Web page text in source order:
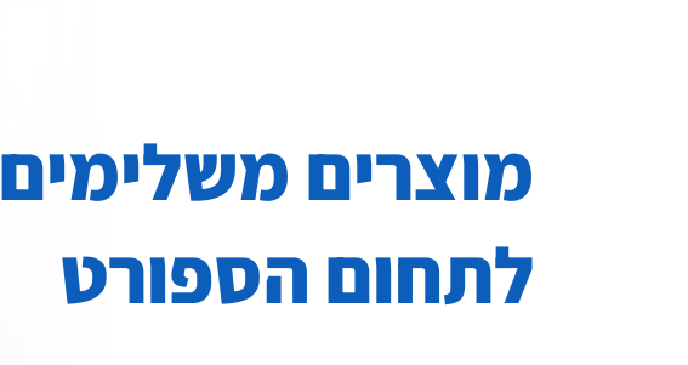
מוצרים משלימים
לתחום הספורט